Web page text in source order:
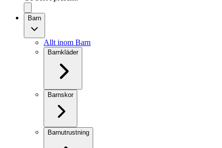
Barn
Allt inom Barn
Barnkläder
Barnskor
Barnutrustning